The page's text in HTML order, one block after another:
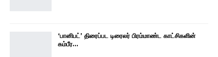
‘பானிபட்’ திரைப்பட டிரைலர் பிரம்மாண்ட காட்சிகளின்
கம்பீர…